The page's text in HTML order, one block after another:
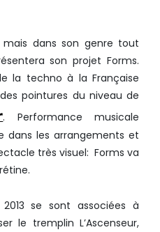
dans son genre tout
son projet Forms.
la techno à la Française
pointures du niveau de
. Performance musicale
dans les arrangements et
très visuel: Forms va
se sont associées à
le tremplin L’Ascenseur,